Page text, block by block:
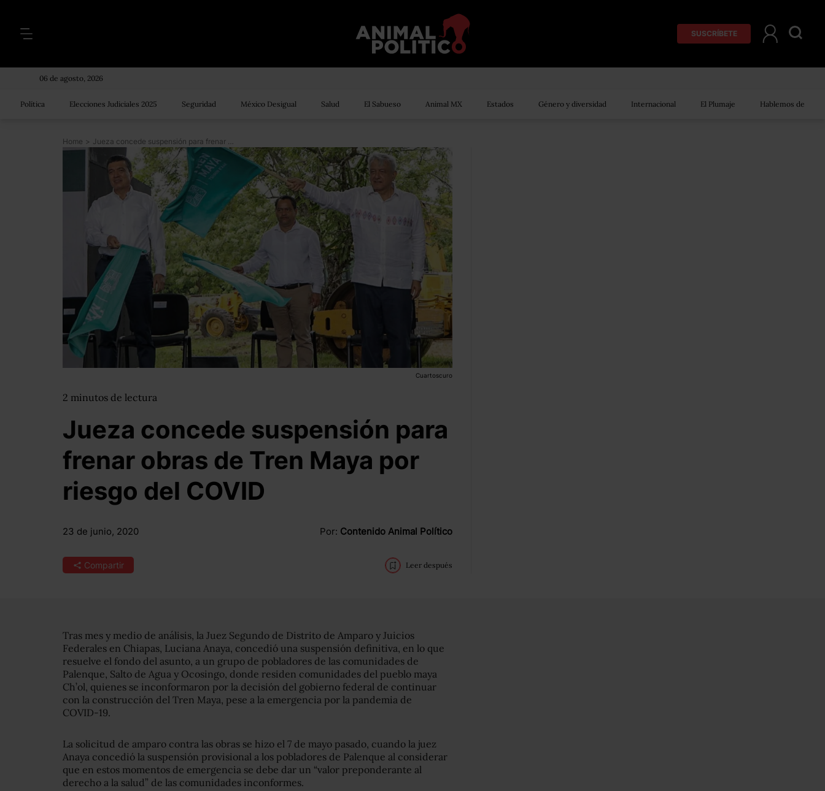
SUSCRÍBETE
06 de agosto, 2026
Política Elecciones Judiciales 2025 Seguridad México Desigual Salud El Sabueso Animal MX Estados Género y diversidad Internacional El Plumaje Hablemos de
Home > Jueza concede suspensión para frenar obras de Tren Maya por riesgo del COVID
Cuartoscuro
2 minutos de lectura
Jueza concede suspensión para
frenar obras de Tren Maya por
riesgo del COVID
23 de junio, 2020 Por: Contenido Animal Político
Compartir Leer después
Tras mes y medio de análisis, la Juez Segundo de Distrito de Amparo y Juicios
Federales en Chiapas, Luciana Anaya, concedió una suspensión definitiva, en lo que
resuelve el fondo del asunto, a un grupo de pobladores de las comunidades de
Palenque, Salto de Agua y Ocosingo, donde residen comunidades del pueblo maya
Ch’ol, quienes se inconformaron por la decisión del gobierno federal de continuar
con la construcción del Tren Maya, pese a la emergencia por la pandemia de
COVID-19.
La solicitud de amparo contra las obras se hizo el 7 de mayo pasado, cuando la juez
Anaya concedió la suspensión provisional a los pobladores de Palenque al considerar
que en estos momentos de emergencia se debe dar un “valor preponderante al
derecho a la salud” de las comunidades inconformes.